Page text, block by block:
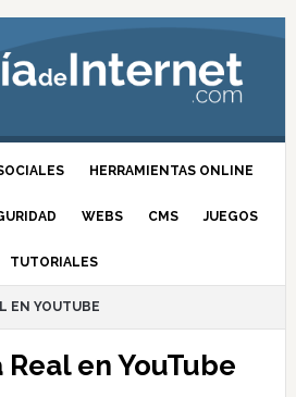
HERRAMIENTAS ONLINE
WEBS CMS JUEGOS
TUTORIALES
EN YOUTUBE
en YouTube